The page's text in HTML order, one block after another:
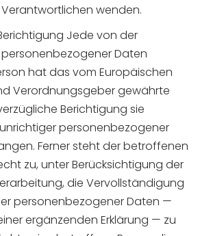
wenden.
Jede von der
Daten
hat das vom Europäischen
Verordnungsgeber gewährte
Berichtigung sie
personenbezogener
Ferner steht der betroffenen
zu, unter Berücksichtigung der
die Vervollständigung
personenbezogener Daten —
ergänzenden Erklärung — zu